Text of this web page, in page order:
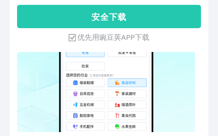
灵活价格体系（一客一价、价格记忆）
服装鞋帽行业 ：商品多属性多规格管理
多门店】 一个账号管理多家门店，总部-
店长-业务员等多级权限控制，支持客户
共享、门店进货、跨店销售，可独立核算
门店库存、资金及利润情况。 【接入线
上商城】 接入线上商城，满足下游客户
订货需求，可做线上店铺营销活动、报
价、 线上自助下单等。 【打通微信小
店】 智慧商贸进销存与微信小店深度整
订单统计报表、商品销售报表、客户订货
报表、销售业绩统计报表； 官网主页：
www.dinghuo123.com 微信公众号：铱
云易订货 客服热线：400-998-7255 联
息港研发楼B座10层
主开通微信自动化、线上微商城等增值服
务。 【数据协同，方便管理】 - 支持电
脑、平板、手机全平台系统，数据云端实
时同步，真正实现云进销存 - 支持多店
铺、多员工、多产品、多行业、多维度管
理，提高店铺管理效率 【功能覆盖店铺
经营全流程】 - 以进货、销售、库存为核
心，覆盖实体店铺经营每一个环节 - 一键
生成小程序微商城，所有实体门店商品轻
松上传云端，实现线下线上一体化经营
【对接全硬件设备】 - 适配小票打印机、
安 全 下 载
优先用豌豆荚APP下载